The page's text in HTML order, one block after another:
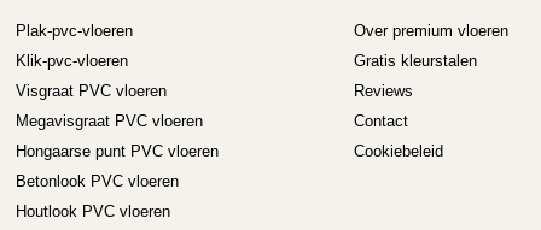
Plak-pvc-vloeren
Klik-pvc-vloeren
Visgraat PVC vloeren
Megavisgraat PVC vloeren
Hongaarse punt PVC vloeren
Betonlook PVC vloeren
Houtlook PVC vloeren
Over premium vloeren
Gratis kleurstalen
Reviews
Contact
Cookiebeleid